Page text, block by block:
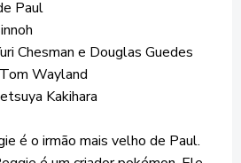
Paul
Chesman e Douglas Guedes
Tom Wayland
Kakihara
é o irmão mais velho de Paul.